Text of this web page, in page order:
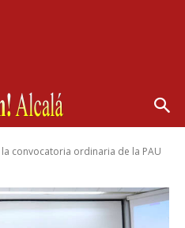
convocatoria ordinaria de la PAU